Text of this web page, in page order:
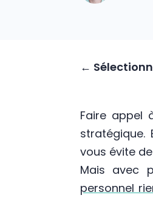
←
Faire appel
stratégique.
vous évite
Mais avec
personnel